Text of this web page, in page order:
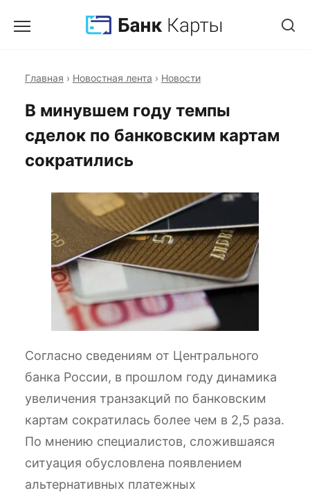
Главная › Новостная лента › Новости
В минувшем году темпы
сделок по банковским картам
сократились
Согласно сведениям от Центрального
банка России, в прошлом году динамика
увеличения транзакций по банковским
картам сократилась более чем в 2,5 раза.
По мнению специалистов, сложившаяся
ситуация обусловлена появлением
альтернативных платежных